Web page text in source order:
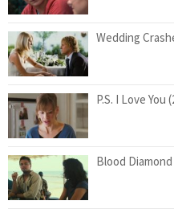
Wedding
P.S. I Love You
Blood Diamond